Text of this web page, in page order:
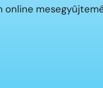
online